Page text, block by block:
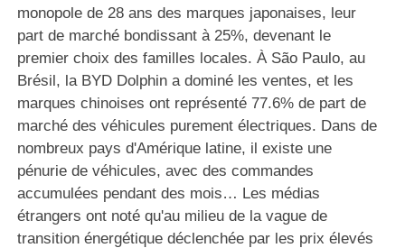
monopole de 28 ans des marques japonaises, leur
part de marché bondissant à 25%, devenant le
premier choix des familles locales. À São Paulo, au
Brésil, la BYD Dolphin a dominé les ventes, et les
marques chinoises ont représenté 77.6% de part de
marché des véhicules purement électriques. Dans de
nombreux pays d'Amérique latine, il existe une
pénurie de véhicules, avec des commandes
accumulées pendant des mois… Les médias
étrangers ont noté qu'au milieu de la vague de
transition énergétique déclenchée par les prix élevés